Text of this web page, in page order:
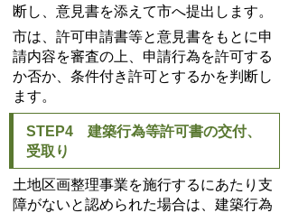
断し、意見書を添えて市へ提出します。
市は、許可申請書等と意見書をもとに申
請内容を審査の上、申請行為を許可する
か否か、条件付き許可とするかを判断し
ます。
STEP4 建築行為等許可書の交付、
受取り
土地区画整理事業を施行するにあたり支
障がないと認められた場合は、建築行為